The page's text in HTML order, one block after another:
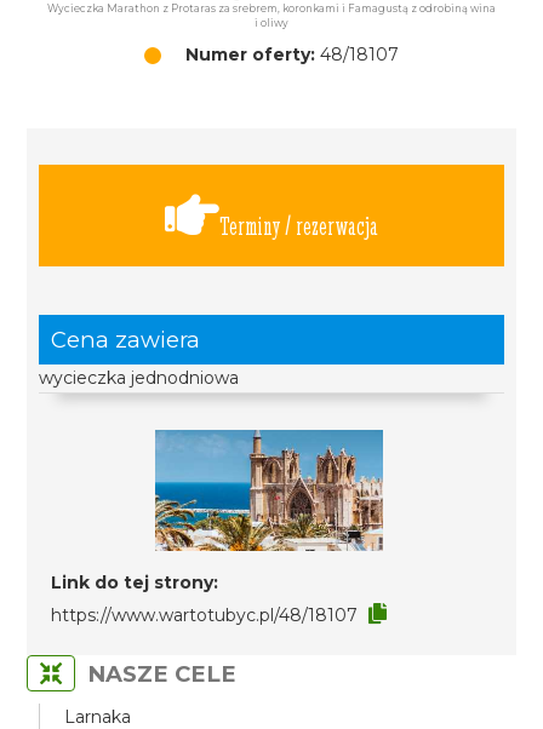
Wycieczka Marathon z Protaras za srebrem, koronkami i Famagustą z odrobiną wina
i oliwy
Numer oferty: 48/18107
Terminy / rezerwacja
Cena zawiera
wycieczka jednodniowa
Link do tej strony:
https://www.wartotubyc.pl/48/18107
NASZE CELE
Larnaka